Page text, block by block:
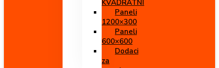
KVADRATNI
Paneli
1200×300
Paneli
600×600
Dodaci
za